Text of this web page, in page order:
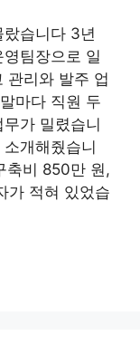
습니다 3년
팀장으로 일
관리와 발주 업
마다 직원 두
가 밀렸습니
개해줬습니
축비 850만 원,
가 적혀 있었습